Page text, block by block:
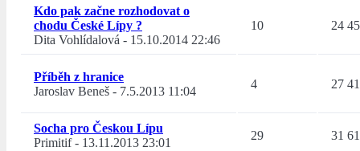
Kdo pak začne rozhodovat o
chodu České Lípy ?
Dita Vohlídalová - 15.10.2014 22:46
10 24
Příběh z hranice
Jaroslav Beneš - 7.5.2013 11:04
4 27
Socha pro Českou Lípu
Primitif- 13.11.2013 23:01
29 31